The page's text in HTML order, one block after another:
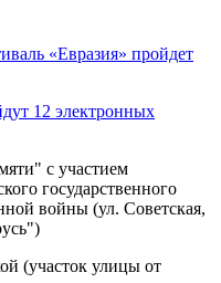
«Евразия» пройдет
12 электронных
с участием
государственного
войны (ул. Советская,
(участок улицы от